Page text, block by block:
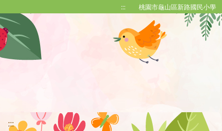
::: 桃園市龜山區新路國民小學
:::